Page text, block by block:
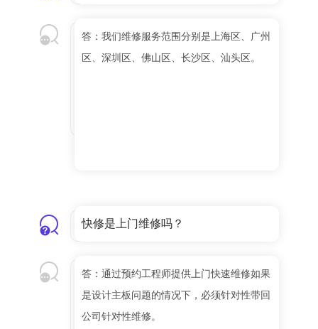
答：我们维修服务范围分别是上海区、广州
区、深圳区、佛山区、长沙区、汕头区。
快修是上门维修吗？
答：通过预约工程师提供上门快速维修如果
是设计主板问题的情况下，必须针对性带回
公司针对性维修。